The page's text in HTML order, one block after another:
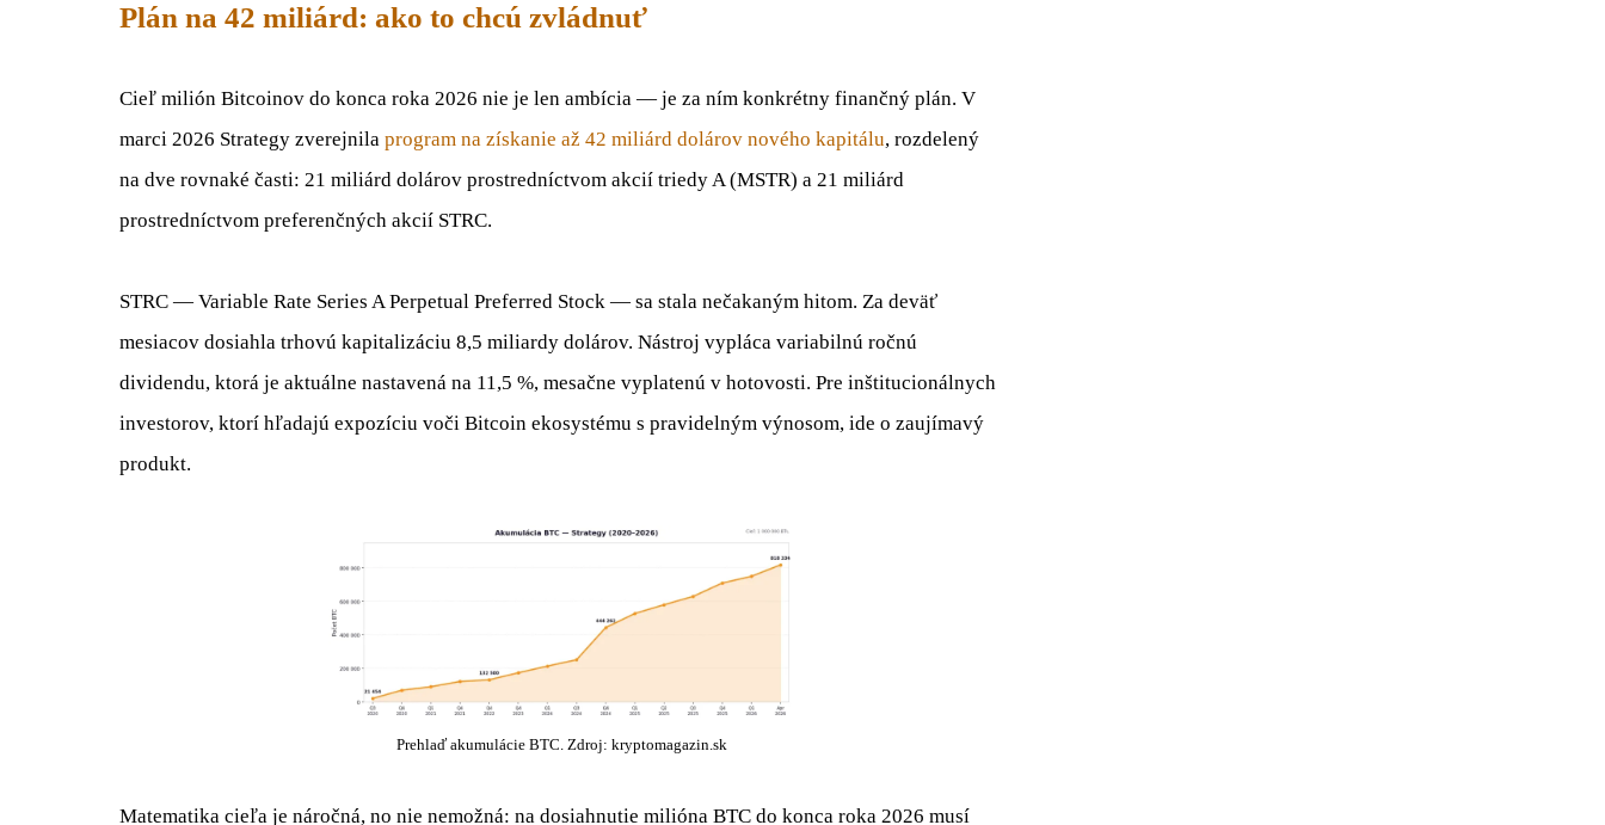
Plán na 42 miliárd: ako to chcú zvládnuť
Cieľ milión Bitcoinov do konca roka 2026 nie je len ambícia — je za ním konkrétny finančný plán. V
marci 2026 Strategy zverejnila program na získanie až 42 miliárd dolárov nového kapitálu, rozdelený
na dve rovnaké časti: 21 miliárd dolárov prostredníctvom akcií triedy A (MSTR) a 21 miliárd
prostredníctvom preferenčných akcií STRC.
STRC — Variable Rate Series A Perpetual Preferred Stock — sa stala nečakaným hitom. Za deväť
mesiacov dosiahla trhovú kapitalizáciu 8,5 miliardy dolárov. Nástroj vypláca variabilnú ročnú
dividendu, ktorá je aktuálne nastavená na 11,5 %, mesačne vyplatenú v hotovosti. Pre inštitucionálnych
investorov, ktorí hľadajú expozíciu voči Bitcoin ekosystému s pravidelným výnosom, ide o zaujímavý
produkt.
Prehlaď akumulácie BTC. Zdroj: kryptomagazin.sk
Matematika cieľa je náročná, no nie nemožná: na dosiahnutie milióna BTC do konca roka 2026 musí